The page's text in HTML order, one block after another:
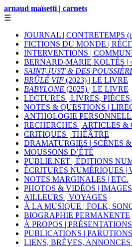
arnaud maïsetti | carnets
☰
JOURNAL | CONTRETEMPS
FICTIONS DU MONDE |
INTERVENTIONS |
BERNARD-MARIE KOLTÈS |
SAINT-JUST & DES
BRÛLÉ VIF (2023) | LE LIVRE
BABYLONE (2025) | LE LIVRE
LECTURES | LIVRES,
NOTES & QUESTIONS |
ANTHOLOGIE
RECHERCHES | ARTICLES
CRITIQUES | THÉÂTRE
DRAMATURGIES | SCÈNES
MOUSSONS D’ÉTÉ
PUBLIE.NET | ÉDITIONS
ÉCRITURES NUMÉRIQUES |
NOTES MARGINALES | ETC.
PHOTOS & VIDÉOS | IMAGES
AILLEURS | VOYAGES
À LA MUSIQUE | FOLK,
BIOGRAPHIE PERMANENTE
À PROPOS | PRÉSENTATIONS
PUBLICATIONS | PARUTIONS
LIENS, BRÈVES,